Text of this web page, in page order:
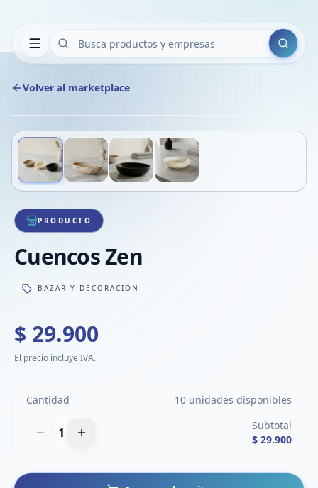
Buscar
Volver al marketplace
1/4
PRODUCTO
Cuencos Zen
BAZAR Y DECORACIÓN
$ 29.900
El precio incluye IVA.
Cantidad 10 unidades disponibles
1
Subtotal
$ 29.900